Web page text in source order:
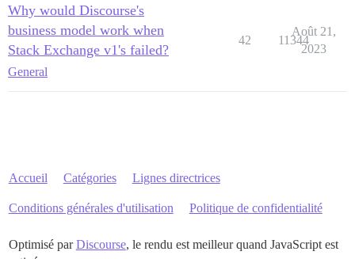
Why would Discourse's
business model work when
Stack Exchange v1's failed?
General
42 11344
Août 21,
2023
Accueil Catégories Lignes directrices
Conditions générales d'utilisation Politique de confidentialité
Optimisé parDiscourse, le rendu est meilleur quand JavaScript est